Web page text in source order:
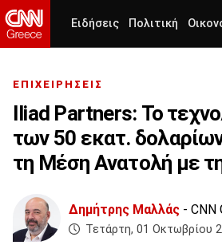
Ειδήσεις Πολιτική
ΕΠΙΧΕΙΡΗΣΕΙΣ
Iliad Partners: Το
των 50 εκατ.
τη Μέση Ανατολή με
Δημήτρης Μαλλάς - CNN
Τετάρτη, 01 Οκτωβρίου